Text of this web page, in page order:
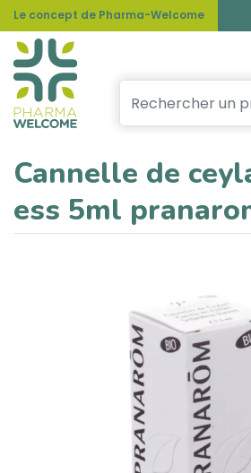
Le concept de Pharma-Welcome
Cannelle de
ess 5ml